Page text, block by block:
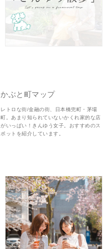
かぶと町マップ
レトロな街/金融の街、日本橋兜町・茅場
町。あまり知られていないかくれ家的な店
がいっぱい！きんゆう女子。おすすめのス
ポットを紹介しています。